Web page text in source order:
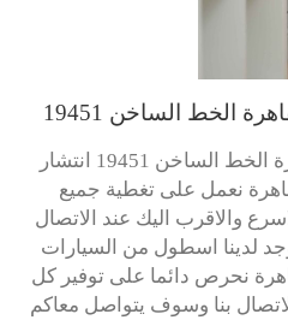
الخط الساخن 19451
19451 انتشار
نعمل على تغطية جميع
والاقرب اليك عند الاتصال
19451 كما يوجد لدينا اسطول من السيارات
نحرص دائما على توفير كل
بنا وسوف يتواصل معاكم